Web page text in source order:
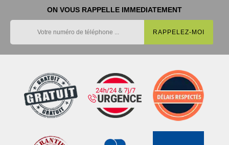
ON VOUS RAPPELLE IMMEDIATEMENT